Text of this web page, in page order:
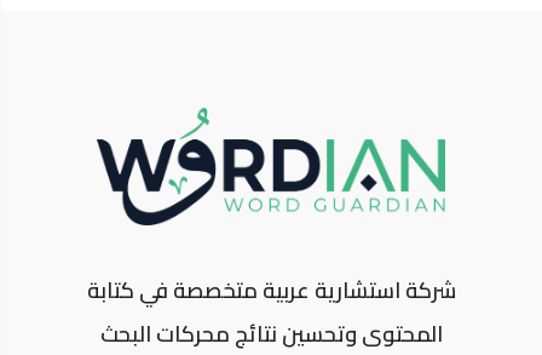
شركة استشارية عربية متخصصة في كتابة
المحتوى وتحسين نتائج محركات البحث